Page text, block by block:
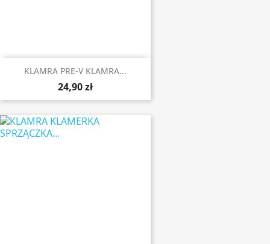
KLAMRA PRE-V KLAMRA...
24,90 zł